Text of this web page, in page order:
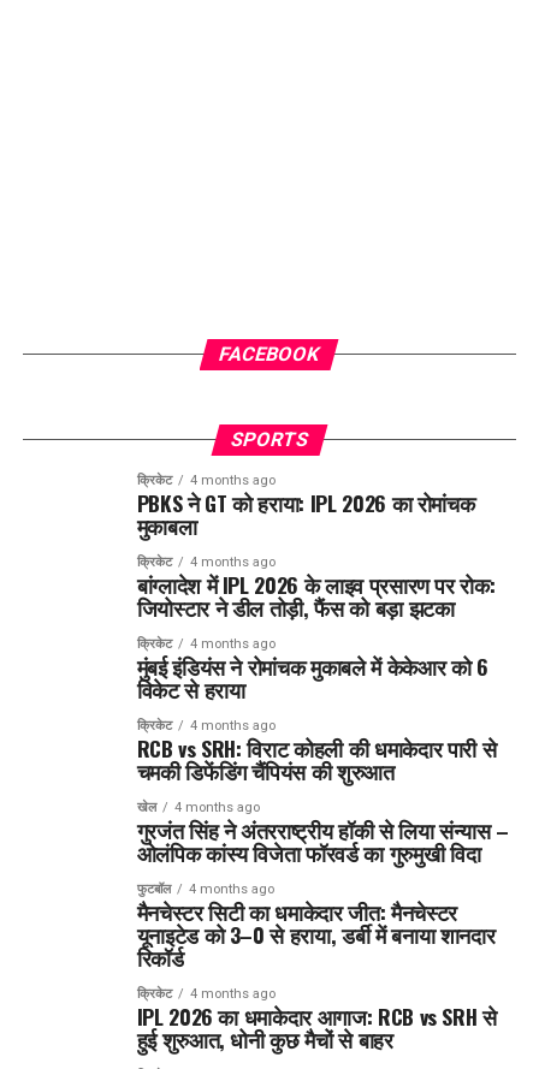
FACEBOOK
SPORTS
क्रिकेट 4 months ago
PBKS ने GT को हराया: IPL 2026 का रोमांचक
मुकाबला
क्रिकेट 4 months ago
बांग्लादेश में IPL 2026 के लाइव प्रसारण पर रोक:
जियोस्टार ने डील तोड़ी, फैंस को बड़ा झटका
क्रिकेट 4 months ago
मुंबई इंडियंस ने रोमांचक मुकाबले में केकेआर को 6
विकेट से हराया
क्रिकेट 4 months ago
RCB vs SRH: विराट कोहली की धमाकेदार पारी से
चमकी डिफेंडिंग चैंपियंस की शुरुआत
खेल 4 months ago
गुरजंत सिंह ने अंतरराष्ट्रीय हॉकी से लिया संन्यास –
ओलंपिक कांस्य विजेता फॉरवर्ड का गुरुमुखी विदा
फुटबॉल 4 months ago
मैनचेस्टर सिटी का धमाकेदार जीत: मैनचेस्टर
यूनाइटेड को 3–0 से हराया, डर्बी में बनाया शानदार
रिकॉर्ड
क्रिकेट 4 months ago
IPL 2026 का धमाकेदार आगाज: RCB vs SRH से
हुई शुरुआत, धोनी कुछ मैचों से बाहर